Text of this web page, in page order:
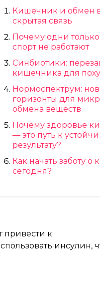
Кишечник и обмен
скрытая связь
Почему одни
спорт не работают
Синбиотики:
кишечника для
Нормоспектрум:
горизонты для
обмена веществ
Почему здоровье
— это путь к
результату?
Как начать заботу
сегодня?
привести к
инсулин,